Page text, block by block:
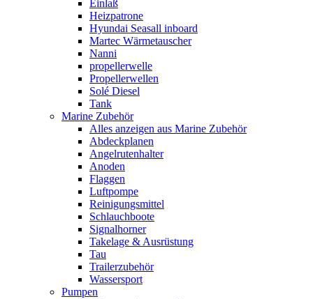
Einlaß
Heizpatrone
Hyundai Seasall inboard
Martec Wärmetauscher
Nanni
propellerwelle
Propellerwellen
Solé Diesel
Tank
Marine Zubehör
Alles anzeigen aus Marine Zubehör
Abdeckplanen
Angelrutenhalter
Anoden
Flaggen
Luftpompe
Reinigungsmittel
Schlauchboote
Signalhorner
Takelage & Ausrüstung
Tau
Trailerzubehör
Wassersport
Pumpen